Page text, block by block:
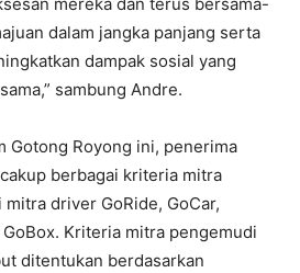
dalam jangka panjang serta
dampak sosial yang
sambung Andre.
Gotong Royong ini, penerima
berbagai kriteria mitra
driver GoRide, GoCar,
GoBox. Kriteria mitra pengemudi
ditentukan berdasarkan